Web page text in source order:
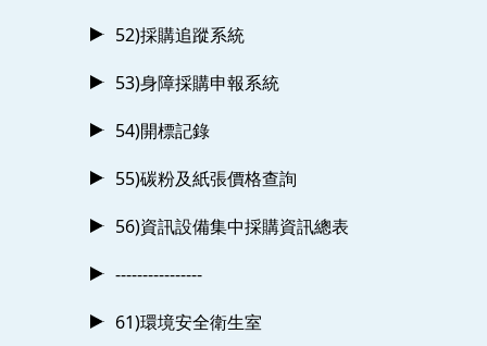
52)採購追蹤系統
53)身障採購申報系統
54)開標記錄
55)碳粉及紙張價格查詢
56)資訊設備集中採購資訊總表
----------------
61)環境安全衛生室